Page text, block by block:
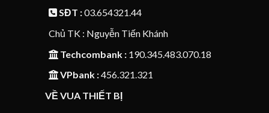
SĐT :03.654321.44
Chủ TK : Nguyễn Tiến Khánh
Techcombank :190.345.483.070.18
VPbank :456.321.321
VỀ VUA THIẾT BỊ